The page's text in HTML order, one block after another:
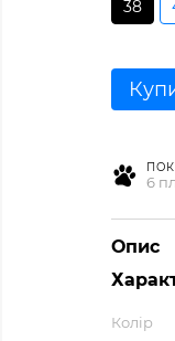
38
6
Опис
Колір